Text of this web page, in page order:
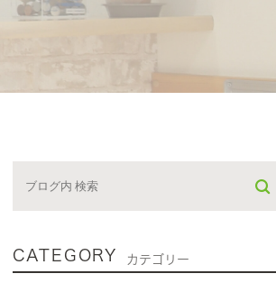
CATEGORY カテゴリー